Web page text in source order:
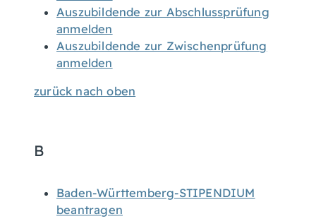
Auszubildende zur Abschlussprüfung
anmelden
Auszubildende zur Zwischenprüfung
anmelden
zurück nach oben
B
Baden-Württemberg-STIPENDIUM
beantragen